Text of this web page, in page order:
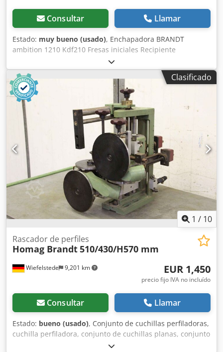
Consultar Llamar
Estado: muy bueno (usado), Enchapadora BRANDT
ambition 1210 Kdf210 Fresas iniciales Recipiente
intercambiable Aplicación de adhesivo con rodillo
Guillotina inicial neumática Rodillos de presión Cuchillas
de corte final Grupo de fresado vertical y horizontal R1-R2
Ciclado de perfil Ciclado plano Altura máxima de la pieza:
60 mm Grosor máximo del chapa en rollo: 3 mm Dedozqz
Rpepfx Aqreck Avance: 11 m/min Longitud de la máquina:
370 cm Potencia de conexión: aproximadamente 9 kW
Máquina revisada, lista para funcionar.
Clasificado
1 / 10
Wiefelstede 9,201 km
Rascador de perfiles
Homag Brandt510/430/H570 mm
EUR 1,450
precio fijo IVA no incluído
Consultar Llamar
Estado: bueno (usado), Conjunto de cuchillas perfiladoras,
cuchilla perfiladora, conjunto de cuchillas planas, conjunto
de acabado, conjunto modular, conjunto de procesamiento